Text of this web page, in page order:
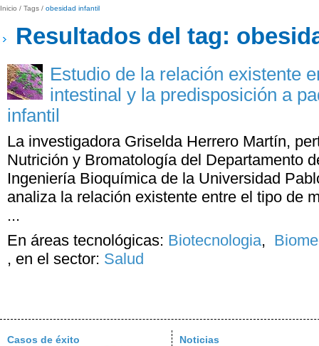
Inicio / Tags / obesidad infantil
Resultados del tag:
Estudio de la relación existente
intestinal y la predisposición a
infantil
La investigadora Griselda Herrero Martín,
Nutrición y Bromatología del Departamento
Ingeniería Bioquímica de la Universidad
analiza la relación existente entre el tipo de
...
En áreas tecnológicas: Biotecnologia,
, en el sector: Salud
Casos de éxito
Noticias